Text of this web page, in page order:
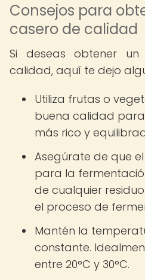
Consejos para
casero de calidad
Si deseas obtener
calidad, aquí te dejo
Utiliza frutas o
buena calidad
más rico y
Asegúrate de que
para la
de cualquier
el proceso de
Mantén la
constante.
entre 20°C y 30°C.